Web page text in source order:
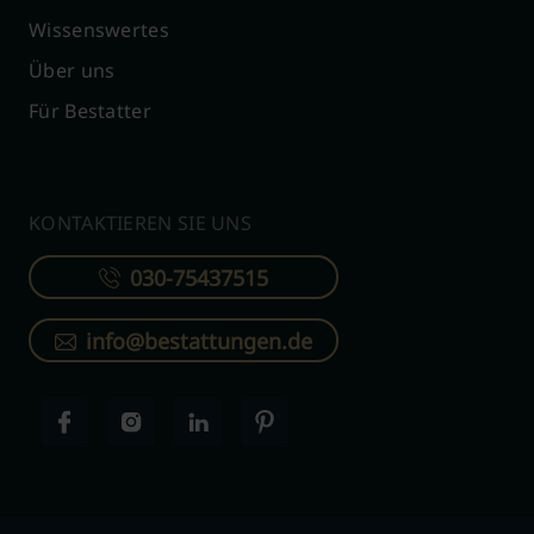
Wissenswertes
Über uns
Für Bestatter
KONTAKTIEREN SIE UNS
030-75437515
info@bestattungen.de